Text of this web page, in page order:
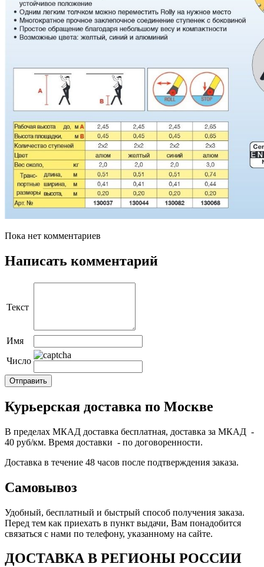
Пока нет комментариев
Написать комментарий
Текст
Имя
Число
Курьерская доставка по Москве
В пределах МКАД доставка бесплатная, доставка за МКАД -
40 руб/км. Время доставки - по договоренности.
Доставка в течение 48 часов после подтверждения заказа.
Самовывоз
Удобный, бесплатный и быстрый способ получения заказа.
Перед тем как приехать в пункт выдачи, Вам понадобится
связаться с нами по телефону, указанному на сайте.
ДОСТАВКА В РЕГИОНЫ РОССИИ